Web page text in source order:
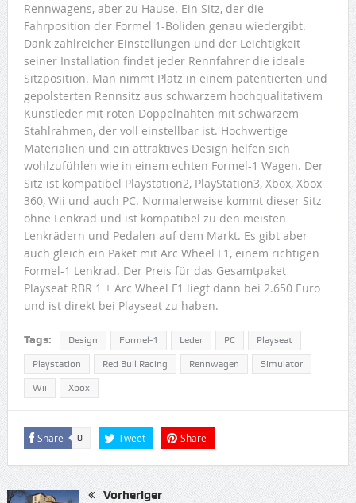
Rennwagens, aber zu Hause. Ein Sitz, der die
Fahrposition der Formel 1-Boliden genau wiedergibt.
Dank zahlreicher Einstellungen und der Leichtigkeit
seiner Installation findet jeder Rennfahrer die ideale
Sitzposition. Man nimmt Platz in einem patentierten und
gepolsterten Rennsitz aus schwarzem hochqualitativem
Kunstleder mit roten Doppelnähten mit schwarzem
Stahlrahmen, der voll einstellbar ist. Hochwertige
Materialien und ein attraktives Design helfen sich
wohlzufühlen wie in einem echten Formel-1 Wagen. Der
Sitz ist kompatibel Playstation2, PlayStation3, Xbox, Xbox
360, Wii und auch PC. Normalerweise kommt dieser Sitz
ohne Lenkrad und ist kompatibel zu den meisten
Lenkrädern und Pedalen auf dem Markt. Es gibt aber
auch gleich ein Paket mit Arc Wheel F1, einem richtigen
Formel-1 Lenkrad. Der Preis für das Gesamtpaket
Playseat RBR 1 + Arc Wheel F1 liegt dann bei 2.650 Euro
und ist direkt bei Playseat zu haben.
Tags: Design Formel-1 Leder PC Playseat
Playstation Red Bull Racing Rennwagen Simulator
Wii Xbox
Share 0 Tweet Share
Vorheriger